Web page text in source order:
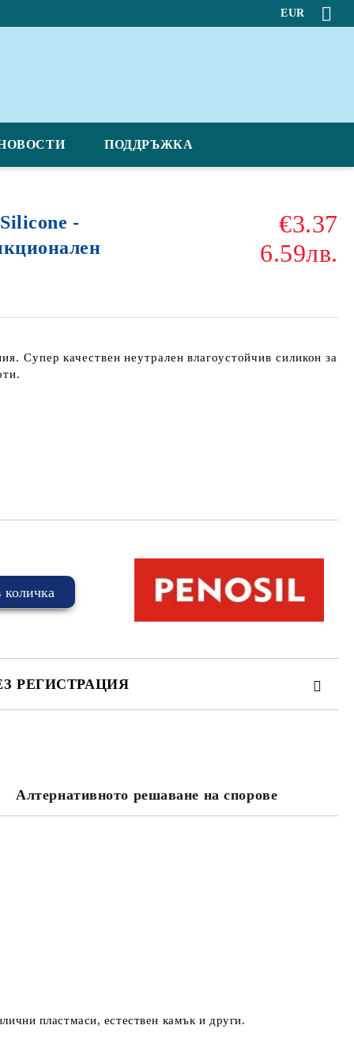
EUR
ПОДДРЪЖКА
-
€3.37
6.59лв.
Супер качествен неутрален влагоустойчив силикон за
РЕГИСТРАЦИЯ
за лични данни
Алтернативното решаване на спорове
пластмаси, естествен камък и други.